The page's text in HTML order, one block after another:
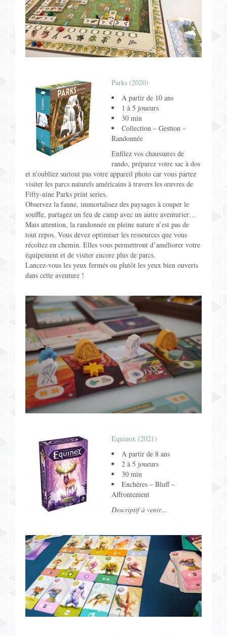
Parks (2020)
A partir de 10 ans
1 à 5 joueurs
30 min
Collection – Gestion –
Randonnée
Enfilez vos chaussures de
rando, préparez votre sac à dos
et n’oubliez surtout pas votre appareil photo car vous partez
visiter les parcs naturels américains à travers les œuvres de
Fifty-nine Parks print series.
Observez la faune, immortalisez des paysages à couper le
souffle, partagez un feu de camp avec un autre aventurier…
Mais attention, la randonnée en pleine nature n’est pas de
tout repos. Vous devez optimiser les ressources que vous
récoltez en chemin. Elles vous permettront d’améliorer votre
équipement et de visiter encore plus de parcs.
Lancez-vous les yeux fermés ou plutôt les yeux bien ouverts
dans cette aventure !
Equinox (2021)
A partir de 8 ans
2 à 5 joueurs
30 min
Enchères – Bluff –
Affrontement
Descriptif à venir…